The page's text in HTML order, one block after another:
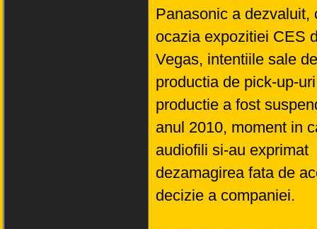
Panasonic a dezvaluit,
ocazia expozitiei CES
Vegas, intentiile sale
productia de pick-up-
productie a fost
anul 2010, moment in
audiofili si-au exprimat
dezamagirea fata de
decizie a companiei.